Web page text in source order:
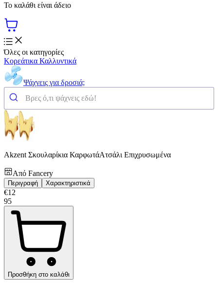
Το καλάθι είναι άδειο
Όλες οι κατηγορίες
Κορεάτικα Καλλυντικά
Ψάχνεις για δροσιά;
Akzent Σκουλαρίκια ΚαρφωτάΑτσάλι Επιχρυσωμένα
Από Fancery
Περιγραφή Χαρακτηριστικά
€12
95
Προσθήκη στο καλάθι